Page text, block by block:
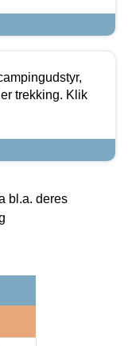
trekking. Klik
bl.a. deres